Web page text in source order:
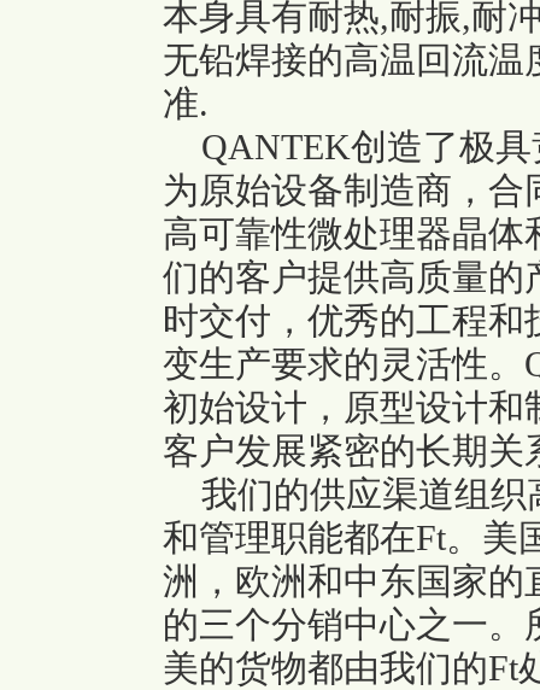
本身具有耐热,耐振,耐
无铅焊接的高温回流温
准.
QANTEK创造了极具
为原始设备制造商，
高可靠性微处理器晶
们的客户提供高质量
时交付，优秀的工程
变生产要求的灵活性
初始设计，原型设计
客户发展紧密的长期关
我们的供应渠道组织
和管理职能都在Ft。美
洲，欧洲和中东国家
的三个分销中心之一
美的货物都由我们的Ft